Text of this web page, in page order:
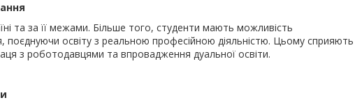
та за її межами. Більше того, студенти мають можливість
поєднуючи освіту з реальною професійною діяльністю. Цьому сприяють
з роботодавцями та впровадження дуальної освіти.